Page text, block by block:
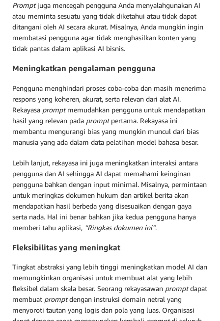
Promptjuga mencegah pengguna Anda menyalahgunakan AI
atau meminta sesuatu yang tidak diketahui atau tidak dapat
ditangani oleh AI secara akurat. Misalnya, Anda mungkin ingin
membatasi pengguna agar tidak menghasilkan konten yang
tidak pantas dalam aplikasi AI bisnis.
Meningkatkan pengalaman pengguna
Pengguna menghindari proses coba-coba dan masih menerima
respons yang koheren, akurat, serta relevan dari alat AI.
Rekayasa promptmemudahkan pengguna untuk mendapatkan
hasil yang relevan pada promptpertama. Rekayasa ini
membantu mengurangi bias yang mungkin muncul dari bias
manusia yang ada dalam data pelatihan model bahasa besar.
Lebih lanjut, rekayasa ini juga meningkatkan interaksi antara
pengguna dan AI sehingga AI dapat memahami keinginan
pengguna bahkan dengan input minimal. Misalnya, permintaan
untuk meringkas dokumen hukum dan artikel berita akan
mendapatkan hasil berbeda yang disesuaikan dengan gaya
serta nada. Hal ini benar bahkan jika kedua pengguna hanya
memberi tahu aplikasi, “Ringkas dokumen ini”.
Fleksibilitas yang meningkat
Tingkat abstraksi yang lebih tinggi meningkatkan model AI dan
memungkinkan organisasi untuk membuat alat yang lebih
fleksibel dalam skala besar. Seorang rekayasawan promptdapat
membuat promptdengan instruksi domain netral yang
menyoroti tautan yang logis dan pola yang luas. Organisasi